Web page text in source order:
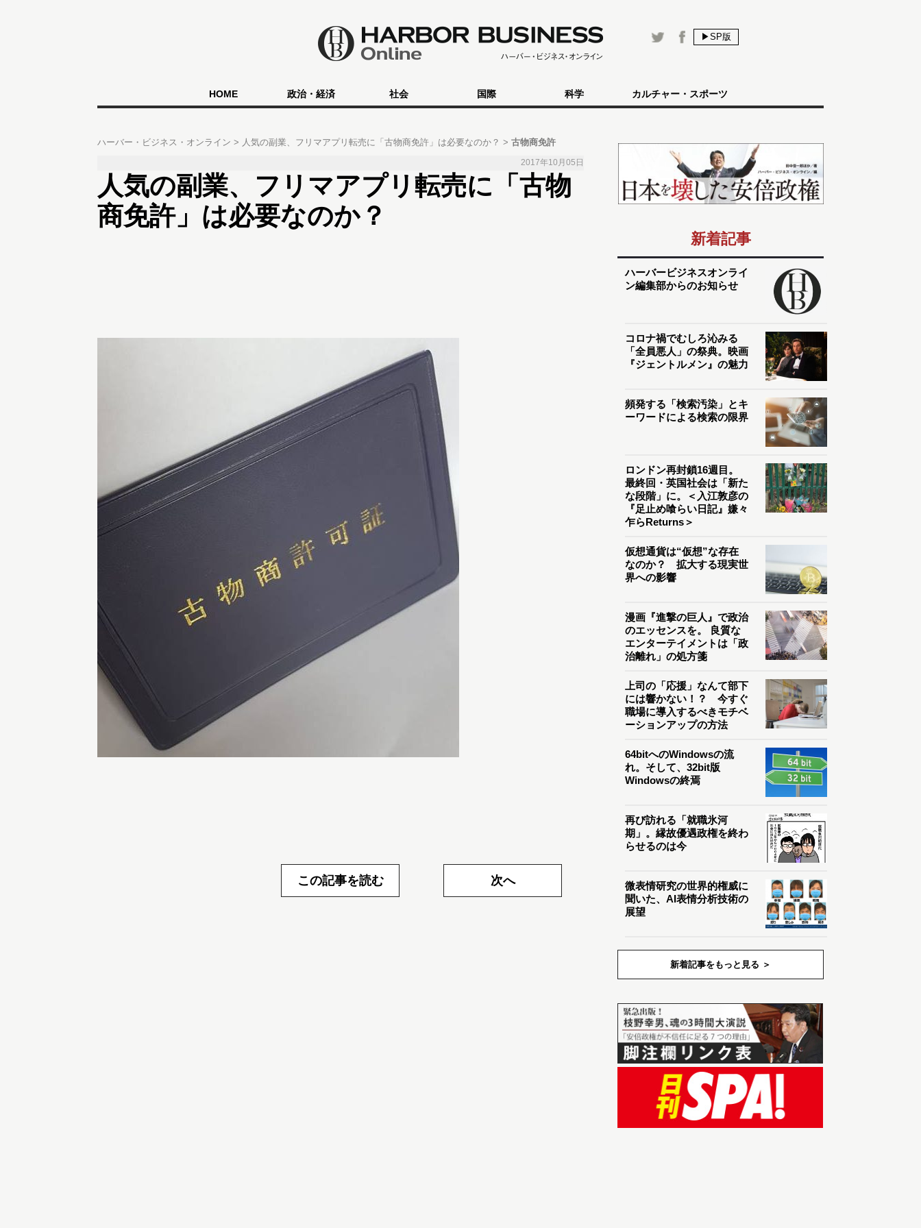
▶SP版
HOME 政治・経済 社会 国際 科学 カルチャー・スポーツ
ハーバー・ビジネス・オンライン 人気の副業、フリマアプリ転売に「古物商免許」は必要なのか？ 古物商免許
2017年10月05日
人気の副業、フリマアプリ転売に「古物
商免許」は必要なのか？
この記事を読む 次へ
新着記事
ハーバービジネスオンライ
ン編集部からのお知らせ
コロナ禍でむしろ沁みる
「全員悪人」の祭典。映画
『ジェントルメン』の魅力
頻発する「検索汚染」とキ
ーワードによる検索の限界
ロンドン再封鎖16週目。
最終回・英国社会は「新た
な段階」に。＜入江敦彦の
『足止め喰らい日記』嫌々
乍らReturns＞
仮想通貨は“仮想”な存在
なのか？ 拡大する現実世
界への影響
漫画『進撃の巨人』で政治
のエッセンスを。 良質な
エンターテイメントは「政
治離れ」の処方箋
上司の「応援」なんて部下
には響かない！？ 今すぐ
職場に導入するべきモチベ
ーションアップの方法
64bitへのWindowsの流
れ。そして、32bit版
Windowsの終焉
再び訪れる「就職氷河
期」。縁故優遇政権を終わ
らせるのは今
微表情研究の世界的権威に
聞いた、AI表情分析技術の
展望
新着記事をもっと見る